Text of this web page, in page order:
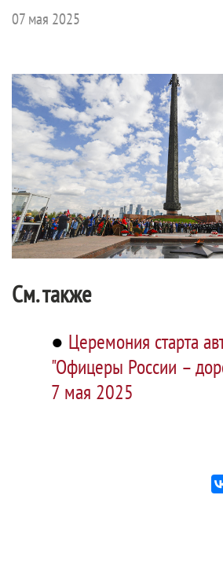
07 мая 2025
См. также
● Церемония старта
"Офицеры России –
7 мая 2025